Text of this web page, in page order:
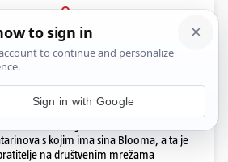
PRIJAVA
Galerija Komentari
tijekom godina
Maja Šuput?
se nakon šest godina braka razvela od
s kojim ima sina Blooma, a ta je
na društvenim mrežama